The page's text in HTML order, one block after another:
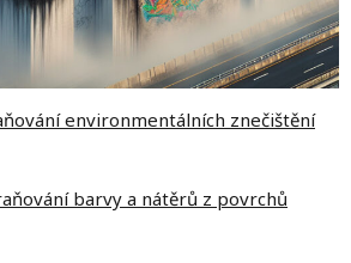
environmentálních znečištění
barvy a nátěrů z povrchů